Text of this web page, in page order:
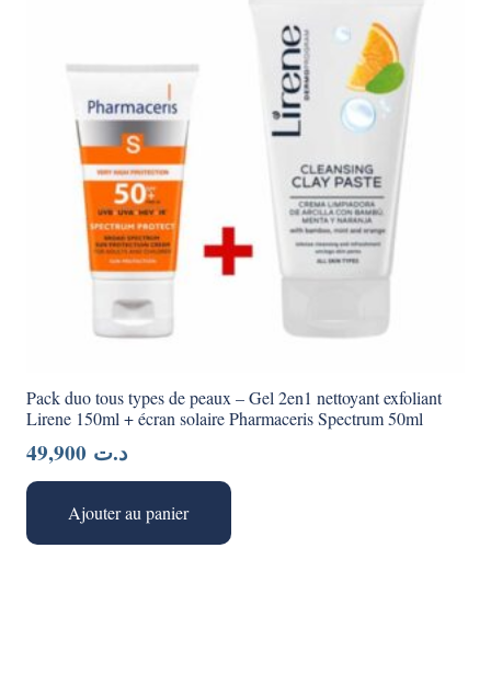
Pack duo tous types de peaux – Gel 2en1 nettoyant exfoliant
Lirene 150ml + écran solaire Pharmaceris Spectrum 50ml
د.ت
Ajouter au panier